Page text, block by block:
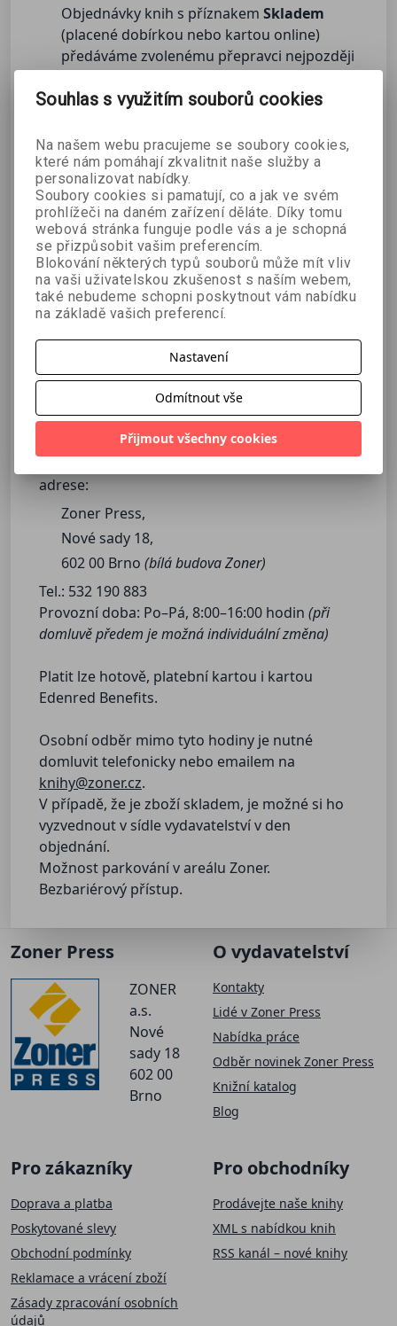
Objednávky knih s příznakem Skladem
(placené dobírkou nebo kartou online)
předáváme zvolenému přepravci nejpozději
Objednávky placené bankovním převodem
Zboží objednané o víkendu nebo ve svátek
je expedováno v dalším pracovním dni.
Knihy s příznakemPřipravujemelze pouze
předobjednat a budou zákazníkům
expedovány ihned po naskladnění spolu s
informačním emailem.
Knihy s příznakemRezervaceje možno
rezervovat před jejich prodejem. Zákazníci
budou o uvedení knihy na trh budou
informování. Rezervace je nezávazná.
jsou odesílány na registrační email
ihned po obdržení platby.
Osobní odběr
adrese:
Zoner Press,
Nové sady 18,
602 00 Brno (bílá budova Zoner)
Tel.: 532 190 883
Provozní doba: Po–Pá, 8:00–16:00 hodin (při
domluvě předem je možná individuální změna)
Platit lze hotově, platební kartou i kartou
Edenred Benefits.
Osobní odběr mimo tyto hodiny je nutné
domluvit telefonicky nebo emailem na
knihy@zoner.cz.
V případě, že je zboží skladem, je možné si ho
vyzvednout v sídle vydavatelství v den
objednání.
Možnost parkování v areálu Zoner.
Bezbariérový přístup.
Zoner Press
ZONER
a.s.
Nové
sady 18
602 00
Brno
O vydavatelství
Kontakty
Lidé v Zoner Press
Nabídka práce
Odběr novinek Zoner Press
Knižní katalog
Blog
Pro zákazníky
Doprava a platba
Poskytované slevy
Obchodní podmínky
Reklamace a vrácení zboží
Zásady zpracování osobních
údajů
Pro obchodníky
Prodávejte naše knihy
XML s nabídkou knih
RSS kanál – nové knihy
Souhlas s využitím souborů cookies
Na našem webu pracujeme se soubory cookies,
které nám pomáhají zkvalitnit naše služby a
personalizovat nabídky.
Soubory cookies si pamatují, co a jak ve svém
prohlížeči na daném zařízení děláte. Díky tomu
webová stránka funguje podle vás a je schopná
se přizpůsobit vašim preferencím.
Blokování některých typů souborů může mít vliv
na vaši uživatelskou zkušenost s naším webem,
také nebudeme schopni poskytnout vám nabídku
na základě vašich preferencí.
Nastavení
Odmítnout vše
Přijmout všechny cookies